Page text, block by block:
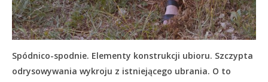
Spódnico-spodnie. Elementy konstrukcji ubioru. Szczypta
odrysowywania wykroju z istniejącego ubrania. O to